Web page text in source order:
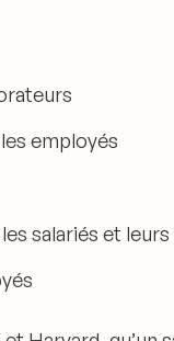
employés
salariés et